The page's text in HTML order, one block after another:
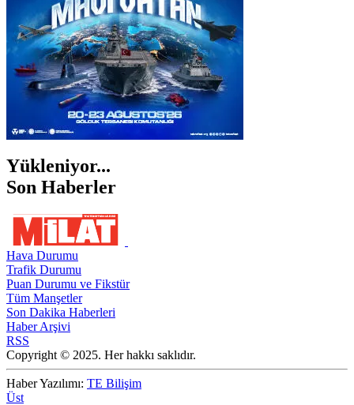
Yükleniyor...
Son Haberler
Hava Durumu
Trafik Durumu
Puan Durumu ve Fikstür
Tüm Manşetler
Son Dakika Haberleri
Haber Arşivi
RSS
Copyright © 2025. Her hakkı saklıdır.
Haber Yazılımı: TE Bilişim
Üst